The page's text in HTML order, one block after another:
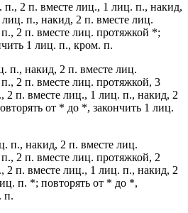
2 п. вместе лиц., 1 лиц. п., накид,
п., накид, 2 п. вместе лиц.
2 п. вместе лиц. протяжкой *;
1 лиц. п., кром. п.
п., накид, 2 п. вместе лиц.
2 п. вместе лиц. протяжкой, 3
2 п. вместе лиц., 1 лиц. п., накид, 2
от * до *, закончить 1 лиц.
п., накид, 2 п. вместе лиц.
2 п. вместе лиц. протяжкой, 2
2 п. вместе лиц., 1 лиц. п., накид, 2
п. *; повторять от * до *,
п.